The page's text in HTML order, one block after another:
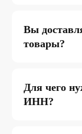
Вы
товары?
Для чего
ИНН?